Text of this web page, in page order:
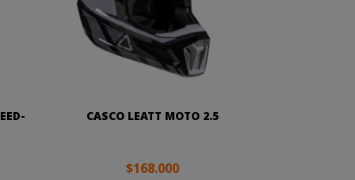
CASCO LEATT MOTO 2.5
$168.000